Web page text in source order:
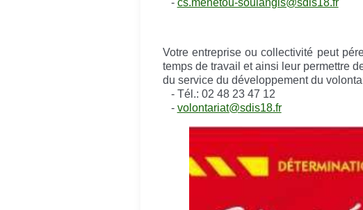
Votre entreprise ou collectivité peut
temps de travail et ainsi leur permettre
du service du développement du
- Tél.: 02 48 23 47 12
- volontariat@sdis18.fr